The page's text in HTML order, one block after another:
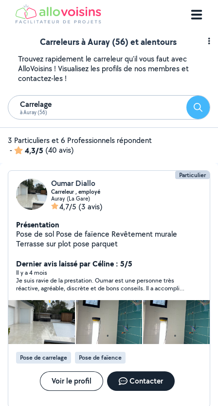
Carreleurs à Auray (56) et alentours
Trouvez rapidement le carreleur qu'il vous faut avec
AlloVoisins ! Visualisez les profils de nos membres et
contactez-les !
Carrelage
à Auray (56)
3 Particuliers et 6 Professionnels répondent
-
4,3/5 (40 avis)
Particulier
Oumar Diallo
Carreleur , employé
Auray (La Gare)
4,7/5 (3 avis)
Présentation
Pose de sol Pose de faïence Revêtement murale
Terrasse sur plot pose parquet
Dernier avis laissé par Céline : 5/5
Il y a 4 mois
Je suis ravie de la prestation. Oumar est une personne très
réactive, agréable, discrète et de bons conseils. Il a accompli
rapidement et proprement. Je recommande à 100%
Pose de carrelage Pose de faïence
Voir le profil Contacter